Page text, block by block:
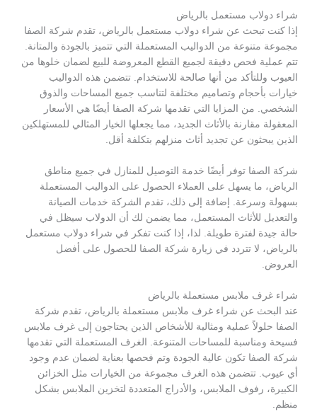
شراء دولاب مستعمل بالرياض
إذا كنت تبحث عن شراء دولاب مستعمل بالرياض، تقدم شركة الصفا
مجموعة متنوعة من الدواليب المستعملة التي تتميز بالجودة والمتانة.
تتم عملية فحص دقيقة لجميع القطع المعروضة للبيع لضمان خلوها من
العيوب وللتأكد من أنها صالحة للاستخدام. تتضمن هذه الدواليب
خيارات بأحجام وتصاميم مختلفة لتناسب جميع المساحات والذوق
الشخصي. من المزايا التي تقدمها شركة الصفا أيضًا هي الأسعار
المعقولة مقارنة بالأثاث الجديد، مما يجعلها الخيار المثالي للمستهلكين
الذين يبحثون عن تجديد أثاث منزلهم بتكلفة أقل.
شركة الصفا توفر أيضًا خدمة التوصيل للمنازل في جميع مناطق
الرياض، ما يسهل على العملاء الحصول على الدواليب المستعملة
بسهولة وسرعة. إضافة إلى ذلك، تقدم الشركة خدمات الصيانة
والتعديل للأثاث المستعمل، مما يضمن لك أن الدولاب سيظل في
حالة جيدة لفترة طويلة. لذا، إذا كنت تفكر في شراء دولاب مستعمل
بالرياض، لا تتردد في زيارة شركة الصفا للحصول على أفضل
العروض.
شراء غرف ملابس مستعملة بالرياض
عند البحث عن شراء غرف ملابس مستعملة بالرياض، تقدم شركة
الصفا حلولاً عملية ومثالية للأشخاص الذين يحتاجون إلى غرف ملابس
فسيحة ومناسبة للمساحات المتنوعة. الغرف المستعملة التي تقدمها
شركة الصفا تكون عالية الجودة وتم فحصها بعناية لضمان عدم وجود
أي عيوب. تتضمن هذه الغرف مجموعة من الخيارات مثل الخزائن
الكبيرة، رفوف الملابس، والأدراج المتعددة لتخزين الملابس بشكل
منظم.